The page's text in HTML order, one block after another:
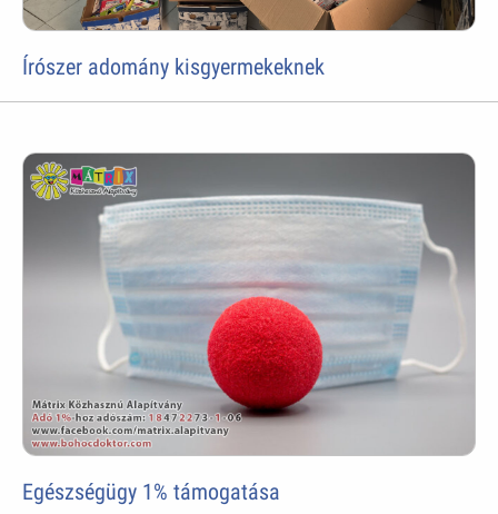
Írószer adomány kisgyermekeknek
Egészségügy 1% támogatása